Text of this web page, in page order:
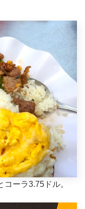
ーラ3.75ドル。